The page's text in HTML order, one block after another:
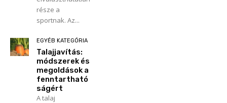
része a
sportnak. Az...
EGYÉB KATEGÓRIA
Talajjavítás:
módszerek és
megoldások a
fenntartható
ságért
A talaj